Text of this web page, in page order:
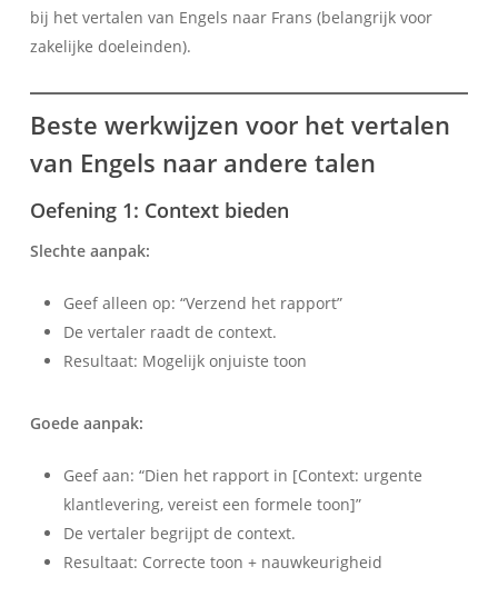
bij het vertalen van Engels naar Frans (belangrijk voor
zakelijke doeleinden).
Beste werkwijzen voor het vertalen
van Engels naar andere talen
Oefening 1: Context bieden
Slechte aanpak:
Geef alleen op: “Verzend het rapport”
De vertaler raadt de context.
Resultaat: Mogelijk onjuiste toon
Goede aanpak:
Geef aan: “Dien het rapport in [Context: urgente
klantlevering, vereist een formele toon]”
De vertaler begrijpt de context.
Resultaat: Correcte toon + nauwkeurigheid